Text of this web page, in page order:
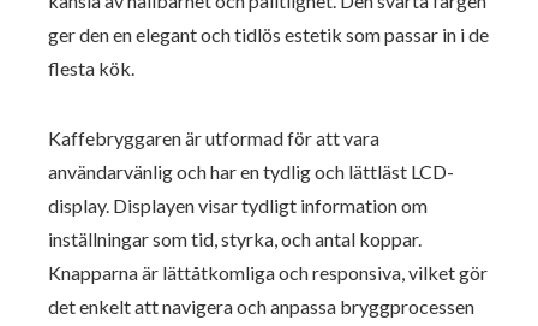
ger den en elegant och tidlös estetik som passar in i de
flesta kök.
Kaffebryggaren är utformad för att vara
användarvänlig och har en tydlig och lättläst LCD-
display. Displayen visar tydligt information om
inställningar som tid, styrka, och antal koppar.
Knapparna är lättåtkomliga och responsiva, vilket gör
det enkelt att navigera och anpassa bryggprocessen